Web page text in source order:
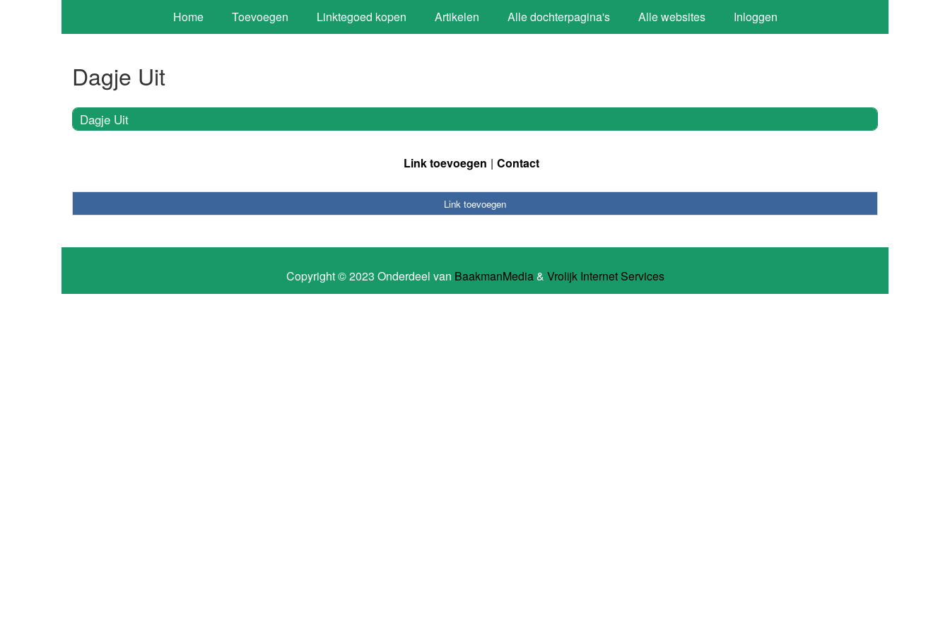
Home Toevoegen Linktegoed kopen Artikelen Alle dochterpagina's Alle websites Inloggen
Dagje Uit
Dagje Uit
Link toevoegen Contact
Link toevoegen
Copyright © 2023 Onderdeel van BaakmanMedia& Vrolijk Internet Services